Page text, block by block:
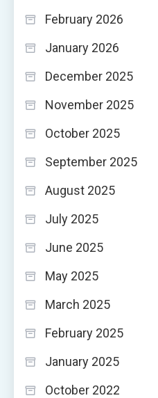
February 2026
January 2026
December 2025
November 2025
October 2025
September 2025
August 2025
July 2025
June 2025
May 2025
March 2025
February 2025
January 2025
October 2022